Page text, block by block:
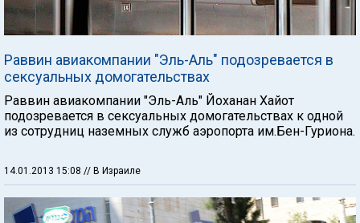
Раввин авиакомпании "Эль-Аль" подозревается в
сексуальных домогательствах
Раввин авиакомпании "Эль-Аль" Йоханан Хайот
подозревается в сексуальных домогательствах к одной
из сотрудниц наземных служб аэропорта им.Бен-Гуриона.
14.01.2013 15:08 // В Израиле